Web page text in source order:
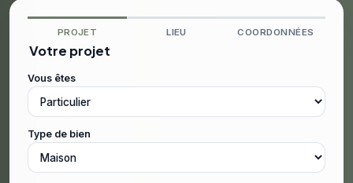
PROJET LIEU COORDONNÉES
Votre projet
Vous êtes
Type de bien